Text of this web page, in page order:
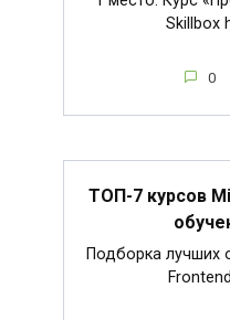
Skillbox
0
ТОП-7 курсов
Подборка лучших